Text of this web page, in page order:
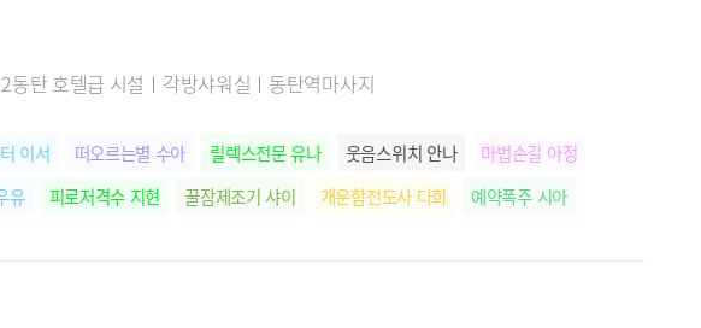
국인ㅣ2동탄 호텔급 시설ㅣ각방샤워실ㅣ동탄역마사지
이서 떠오르는별 수아 릴렉스전문 유나 웃음스위치 안나
마법손길 아정
유 피로저격수 지현 꿀잠제조기 샤이 개운함전도사 다희 예약폭주 시아